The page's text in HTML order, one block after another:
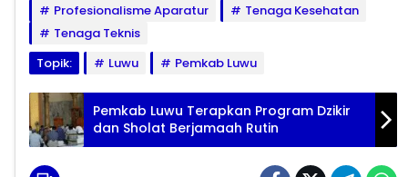
Profesionalisme Aparatur
Tenaga Kesehatan
Tenaga Teknis
Topik:
Luwu Pemkab Luwu
Pemkab Luwu Terapkan Program Dzikir
dan Sholat Berjamaah Rutin